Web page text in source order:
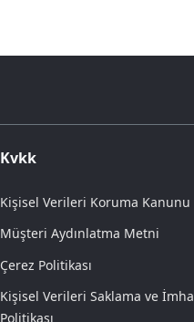
Kvkk
Kişisel Verileri Koruma Kanunu
Müşteri Aydınlatma Metni
Çerez Politikası
Kişisel Verileri Saklama ve İmha
Politikası